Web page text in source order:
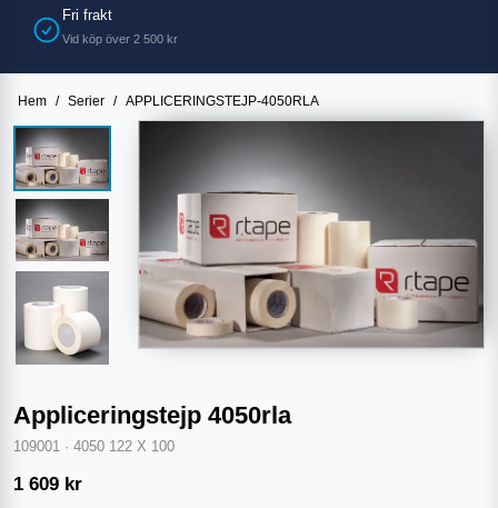
Fri frakt
Vid köp över 2 500 kr
Hem / Serier / APPLICERINGSTEJP-4050RLA
Appliceringstejp 4050rla
109001 · 4050 122 X 100
1 609 kr